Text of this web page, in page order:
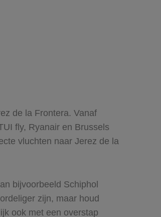
de la Frontera. Vanaf
fly, Ryanair en Brussels
vluchten naar Jerez de la
bijvoorbeeld Schiphol
zijn, maar houd
ook met een overstap